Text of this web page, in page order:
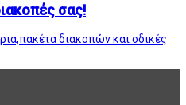
σας!
διακοπών και οδικές